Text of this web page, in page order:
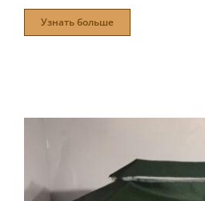
Узнать больше